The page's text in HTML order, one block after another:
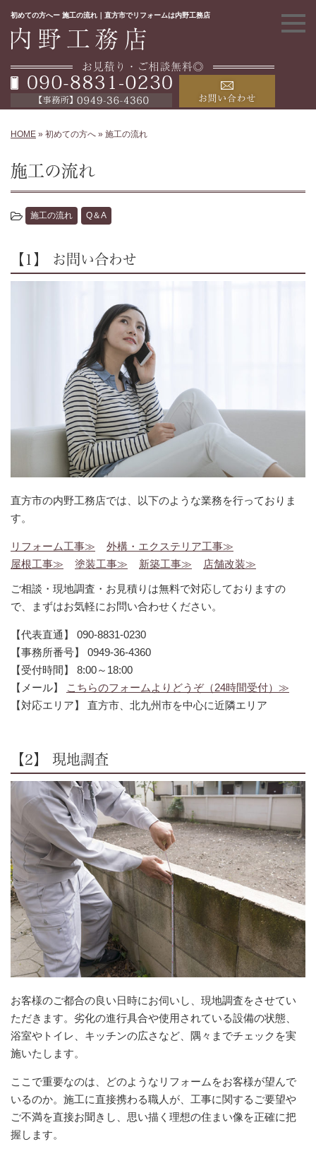
初めての方へー 施工の流れ｜直方市でリフォームは内野工務店
HOME » 初めての方へ » 施工の流れ
施工の流れ
施工の流れ Q＆A
【1】 お問い合わせ
直方市の内野工務店では、以下のような業務を行っておりま
す。
リフォーム工事≫
外構・エクステリア工事≫
屋根工事≫
塗装工事≫ 新築工事≫ 店舗改装≫
ご相談・現地調査・お見積りは無料で対応しておりますの
で、まずはお気軽にお問い合わせください。
【代表直通】 090-8831-0230
【事務所番号】 0949-36-4360
【受付時間】 8:00～18:00
【メール】
こちらのフォームよりどうぞ（24時間受付）≫
【対応エリア】 直方市、北九州市を中心に近隣エリア
【2】 現地調査
お客様のご都合の良い日時にお伺いし、現地調査をさせてい
ただきます。劣化の進行具合や使用されている設備の状態、
浴室やトイレ、キッチンの広さなど、隅々までチェックを実
施いたします。
ここで重要なのは、どのようなリフォームをお客様が望んで
いるのか。施工に直接携わる職人が、工事に関するご要望や
ご不満を直接お聞きし、思い描く理想の住まい像を正確に把
握します。